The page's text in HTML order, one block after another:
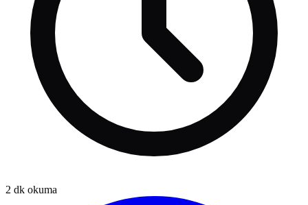
2 dk okuma